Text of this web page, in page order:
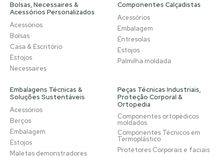
Bolsas, Necessaires &
Acessórios Personalizados
Acessórios
Bolsas
Casa & Escritório
Estojos
Necessaires
Componentes Calçadistas
Acessórios
Embalagem
Entresolas
Estojos
Palmilha moldada
Embalagens Técnicas &
Soluções Sustentáveis
Acessórios
Berços
Embalagem
Estojos
Maletas demonstradores
Peças Técnicas Industriais,
Proteção Corporal &
Ortopedia
Componentes ortopédicos
moldados
Componentes Técnicos em
Termoplástico
Protetores Corporais e faciais